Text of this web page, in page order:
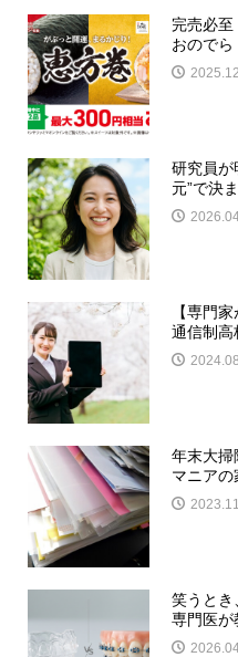
完売必
おのでら
研究員が
元”で決
【専門
通信制高
年末大掃
マニアの
笑うとき
専門医が